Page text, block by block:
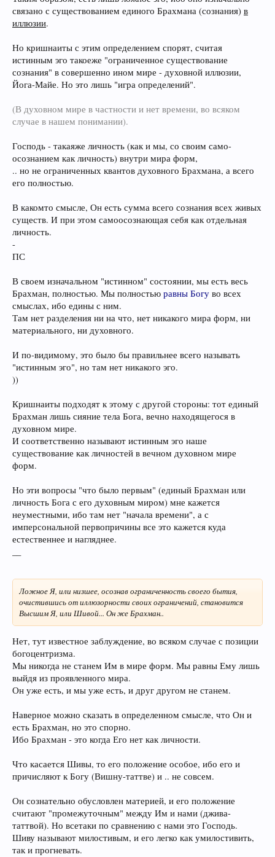
связано с существованием единого Брахмана (сознания) в
иллюзии.
Но кришнаиты с этим определением спорят, считая
истинным эго такоеже "ограниченное существование
сознания" в совершенно ином мире - духовной иллюзии,
Йога-Майе. Но это лишь "игра определений".
(В духовном мире в частности и нет времени, во всяком
случае в нашем понимании).
Господь - такаяже личность (как и мы, со своим само-
осознанием как личность) внутри мира форм,
.. но не ограниченных квантов духовного Брахмана, а всего
его полностью.
В какомто смысле, Он есть сумма всего сознания всех живых
существ. И при этом самоосознающая себя как отдельная
личность.
-
ПС
В своем изначальном "истинном" состоянии, мы есть весь
Брахман, полностью. Мы полностью равны Богу во всех
смыслах, ибо едины с ним.
Там нет разделения ни на что, нет никакого мира форм, ни
материального, ни духовного.
И по-видимому, это было бы правильнее всего называть
"истинным эго", но там нет никакого эго.
))
Кришнаиты подходят к этому с другой стороны: тот единый
Брахман лишь сияние тела Бога, вечно находящегося в
духовном мире.
И соответственно называют истинным эго наше
существование как личностей в вечном духовном мире
форм.
Но эти вопросы "что было первым" (единый Брахман или
личность Бога с его духовным миром) мне кажется
неуместными, ибо там нет "начала времени", а с
имперсональной первопричины все это кажется куда
естественнее и нагляднее.
Ложное Я, или низшее, осознав ограниченность своего бытия,
очистившись от иллюзорности своих ограничений, становится
Высшим Я, или Шивой... Он же Брахман..
Нет, тут известное заблуждение, во всяком случае с позиции
богоцентризма.
Мы никогда не станем Им в мире форм. Мы равны Ему лишь
выйдя из проявленного мира.
Он уже есть, и мы уже есть, и друг другом не станем.
Наверное можно сказать в определенном смысле, что Он и
есть Брахман, но это спорно.
Ибо Брахман - это когда Его нет как личности.
Что касается Шивы, то его положение особое, ибо его и
причисляют к Богу (Вишну-таттве) и .. не совсем.
Он сознательно обусловлен материей, и его положение
считают "промежуточным" между Им и нами (джива-
таттвой). Но всетаки по сравнению с нами это Господь.
Шиву называют милостивым, и его легко как умилостивить,
так и прогневать.